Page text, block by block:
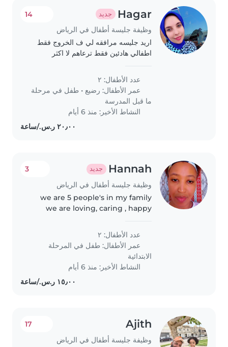
Hagar جديد
وظيفة جليسة أطفال في الرياض
14
اريد جليسه مرافقه لي ف الخروج فقط
اطفالي هادئين فقط ترعاهم لا اكثر
عدد الأطفال: ٢
عمر الأطفال: رضيع • طفل في مرحلة
ما قبل المدرسة
النشاط الأخير: منذ 6 أيام
Hannah جديد
وظيفة جليسة أطفال في الرياض
3
we are 5 people's in my family
we are loving, caring , happy
عدد الأطفال: ٢
عمر الأطفال: طفل في المرحلة
الابتدائية
النشاط الأخير: منذ 6 أيام
Ajith
وظيفة جليسة أطفال في الرياض
17